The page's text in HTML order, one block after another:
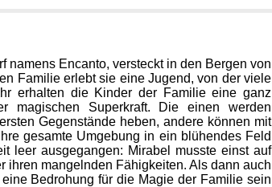
Encanto, versteckt in den Bergen von
Familie erlebt sie eine Jugend, von der viele
erhalten die Kinder der Familie eine ganz
magischen Superkraft. Die einen werden
Gegenstände heben, andere können mit
gesamte Umgebung in ein blühendes Feld
leer ausgegangen: Mirabel musste einst auf
ihren mangelnden Fähigkeiten. Als dann auch
Bedrohung für die Magie der Familie sein